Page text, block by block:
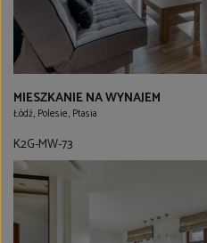
MIESZKANIE NA WYNAJEM
Łódź, Polesie, Ptasia
K2G-MW-73